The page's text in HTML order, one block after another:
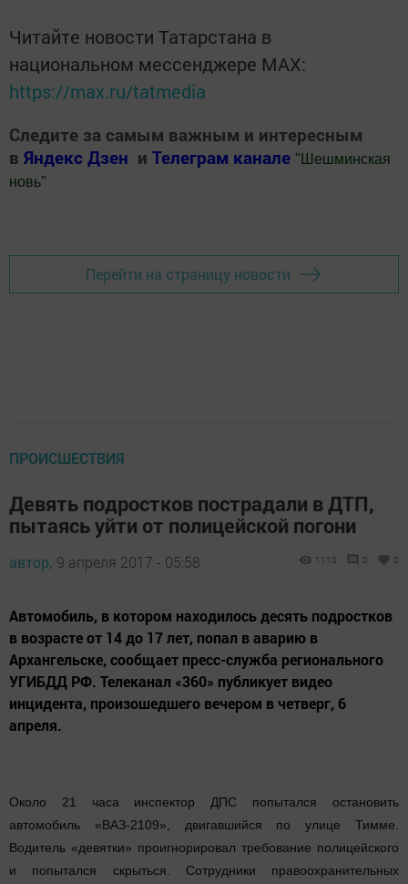
Читайте новости Татарстана в
национальном мессенджере MАХ:
https://max.ru/tatmedia
Следите за самым важным и интересным
в Яндекс Дзен и Телеграм канале " Шешминская
новь"
Перейти на страницу новости
ПРОИСШЕСТВИЯ
Девять подростков пострадали в ДТП,
пытаясь уйти от полицейской погони
автор, 9 апреля 2017 - 05:58 1110 0 0
Автомобиль, в котором находилось десять подростков
в возрасте от 14 до 17 лет, попал в аварию в
Архангельске, сообщает пресс-служба регионального
УГИБДД РФ. Телеканал «360» публикует видео
инцидента, произошедшего вечером в четверг, 6
апреля.
Около 21 часа инспектор ДПС попытался остановить
автомобиль «ВАЗ-2109», двигавшийся по улице Тимме.
Водитель «девятки» проигнорировал требование полицейского
и попытался скрыться. Сотрудники правоохранительных